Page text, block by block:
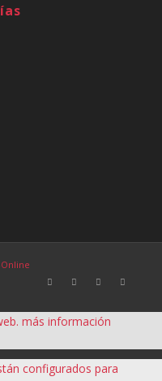
más información
configurados para